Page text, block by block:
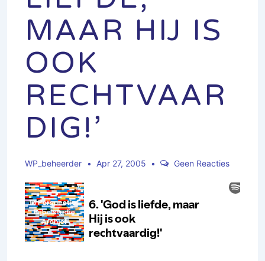
MAAR HIJ IS
OOK
RECHTVAAR
DIG!’
WP_beheerder Apr 27, 2005 Geen Reacties